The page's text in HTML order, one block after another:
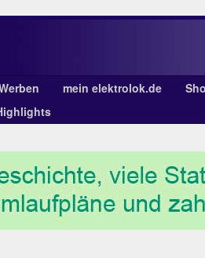
mein elektrolok.de